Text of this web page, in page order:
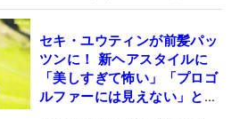
セキ・ユウティンが前髪パッ
ツンに！ 新ヘアスタイルに
「美しすぎて怖い」「プロゴ
ルファーには見えない」とコ